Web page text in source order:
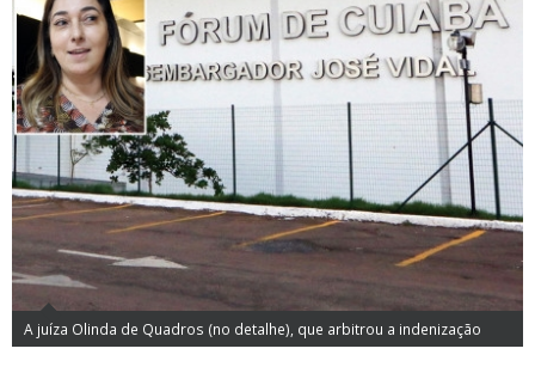
A juíza Olinda de Quadros (no detalhe), que arbitrou a indenização